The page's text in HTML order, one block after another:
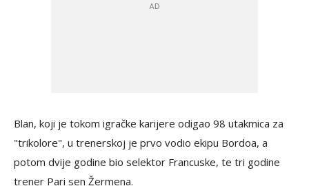
Blan, koji je tokom igračke karijere odigao 98 utakmica za
"trikolore", u trenerskoj je prvo vodio ekipu Bordoa, a
potom dvije godine bio selektor Francuske, te tri godine
trener Pari sen Žermena.